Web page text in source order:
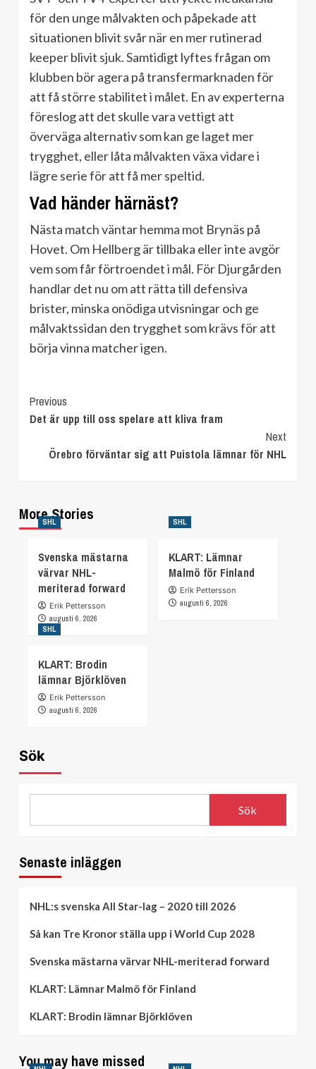
för den unge målvakten och påpekade att
situationen blivit svår när en mer rutinerad
keeper blivit sjuk. Samtidigt lyftes frågan om
klubben bör agera på transfermarknaden för
att få större stabilitet i målet. En av experterna
föreslog att det skulle vara vettigt att
överväga alternativ som kan ge laget mer
trygghet, eller låta målvakten växa vidare i
lägre serie för att få mer speltid.
Vad händer härnäst?
Nästa match väntar hemma mot Brynäs på
Hovet. Om Hellberg är tillbaka eller inte avgör
vem som får förtroendet i mål. För Djurgården
handlar det nu om att rätta till defensiva
brister, minska onödiga utvisningar och ge
målvaktssidan den trygghet som krävs för att
börja vinna matcher igen.
Continue
Reading
Previous
Det är upp till oss spelare att kliva fram
Next
Örebro förväntar sig att Puistola lämnar för NHL
More Stories
SHL
Svenska mästarna
värvar NHL-
meriterad forward
Erik Pettersson
augusti 6, 2026
SHL
KLART: Lämnar
Malmö för Finland
Erik Pettersson
augusti 6, 2026
SHL
KLART: Brodin
lämnar Björklöven
Erik Pettersson
augusti 6, 2026
Sök
Sök
Senaste inläggen
NHL:s svenska All Star-lag – 2020 till 2026
Så kan Tre Kronor ställa upp i World Cup 2028
Svenska mästarna värvar NHL-meriterad forward
KLART: Lämnar Malmö för Finland
KLART: Brodin lämnar Björklöven
You may have missed